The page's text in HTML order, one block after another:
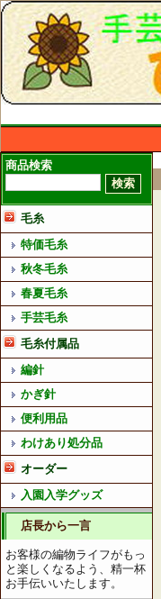
商品検索
毛糸
特価毛糸
秋冬毛糸
春夏毛糸
手芸毛糸
毛糸付属品
編針
かぎ針
便利用品
わけあり処分品
オーダー
入園入学グッズ
店長から一言
お客様の編物ライフがもっ
と楽しくなるよう、精一杯
お手伝いいたします。